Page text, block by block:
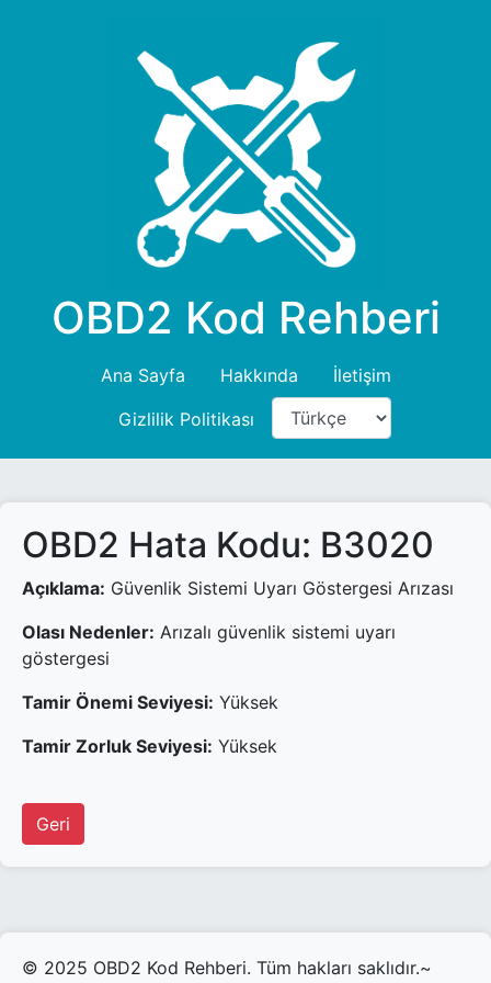
OBD2 Kod Rehberi
Ana Sayfa Hakkında
İletişim
Gizlilik Politikası
OBD2 Hata Kodu: B3020
Açıklama: Güvenlik Sistemi Uyarı Göstergesi Arızası
Olası Nedenler: Arızalı güvenlik sistemi uyarı
göstergesi
Tamir Önemi Seviyesi: Yüksek
Tamir Zorluk Seviyesi: Yüksek
Geri
© 2025 OBD2 Kod Rehberi. Tüm hakları saklıdır.~